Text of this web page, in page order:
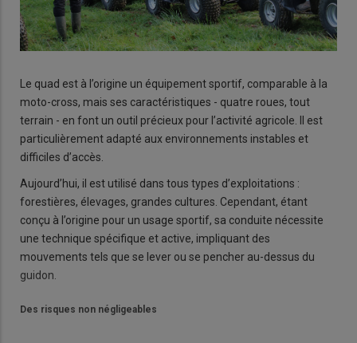
Le quad est à l’origine un équipement sportif, comparable à la
moto-cross, mais ses caractéristiques - quatre roues, tout
terrain - en font un outil précieux pour l’activité agricole. Il est
particulièrement adapté aux environnements instables et
difficiles d’accès.
Aujourd’hui, il est utilisé dans tous types d’exploitations :
forestières, élevages, grandes cultures. Cependant, étant
conçu à l’origine pour un usage sportif, sa conduite nécessite
une technique spécifique et active, impliquant des
mouvements tels que se lever ou se pencher au-dessus du
guidon.
Des risques non négligeables